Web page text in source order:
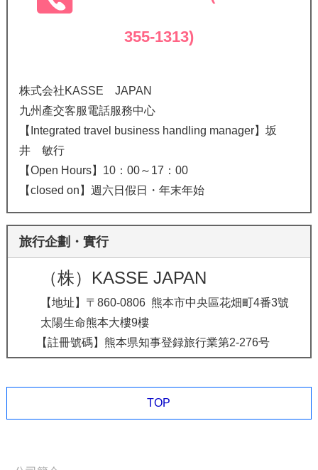
355-1313)
株式会社KASSE JAPAN
九州產交客服電話服務中心
【Integrated travel business handling manager】坂
井 敏行
【Open Hours】10：00～17：00
【closed on】週六日假日・年末年始
旅行企劃・實行
（株）KASSE JAPAN
【地址】〒860-0806 熊本市中央區花畑町4番3號
太陽生命熊本大樓9樓
【註冊號碼】熊本県知事登録旅行業第2-276号
TOP